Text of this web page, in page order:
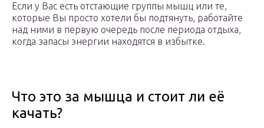
Если у Вас есть отстающие группы мышц или те,
которые Вы просто хотели бы подтянуть, работайте
над ними в первую очередь после периода отдыха,
когда запасы энергии находятся в избытке.
Что это за мышца и стоит ли её
качать?